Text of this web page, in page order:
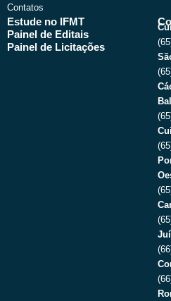
Contatos
Estude no IFMT
Painel de Editais
Painel de Licitações